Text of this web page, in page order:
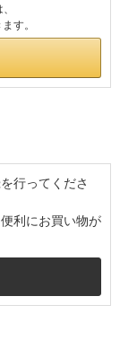
す。
行ってくださ
利にお買い物が